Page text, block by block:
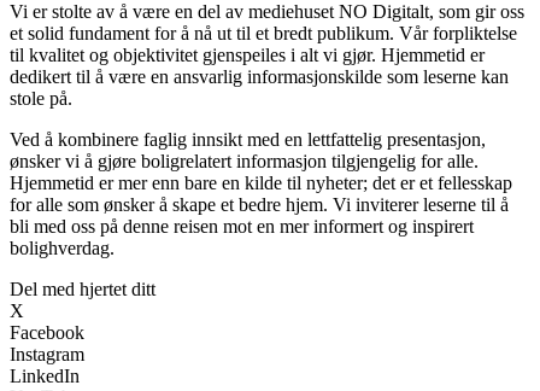
Vi er stolte av å være en del av mediehuset NO Digitalt, som gir oss
et solid fundament for å nå ut til et bredt publikum. Vår forpliktelse
til kvalitet og objektivitet gjenspeiles i alt vi gjør. Hjemmetid er
dedikert til å være en ansvarlig informasjonskilde som leserne kan
stole på.
Ved å kombinere faglig innsikt med en lettfattelig presentasjon,
ønsker vi å gjøre boligrelatert informasjon tilgjengelig for alle.
Hjemmetid er mer enn bare en kilde til nyheter; det er et fellesskap
for alle som ønsker å skape et bedre hjem. Vi inviterer leserne til å
bli med oss på denne reisen mot en mer informert og inspirert
bolighverdag.
Del med hjertet ditt
X
Facebook
Instagram
LinkedIn